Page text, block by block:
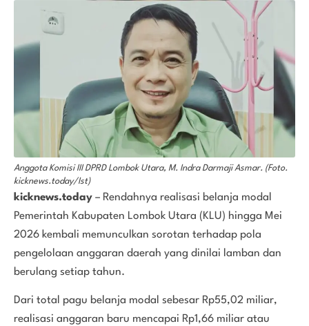
Anggota Komisi III DPRD Lombok Utara, M. Indra Darmaji Asmar. (Foto.
kicknews.today/Ist)
kicknews.today – Rendahnya realisasi belanja modal
Pemerintah Kabupaten Lombok Utara (KLU) hingga Mei
2026 kembali memunculkan sorotan terhadap pola
pengelolaan anggaran daerah yang dinilai lamban dan
berulang setiap tahun.
Dari total pagu belanja modal sebesar Rp55,02 miliar,
realisasi anggaran baru mencapai Rp1,66 miliar atau